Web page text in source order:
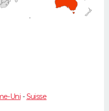
Uni -Suisse